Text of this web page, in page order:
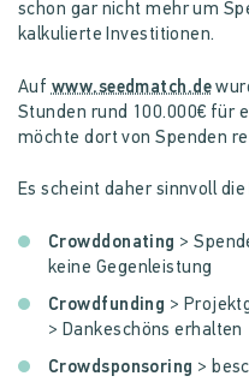
schon gar nicht mehr um
kalkulierte Investitionen.
Auf www.seedmatch.de
Stunden rund 100.000€ für
möchte dort von Spenden
Es scheint daher sinnvoll
Crowddonating >
keine Gegenleistung
Crowdfunding >
> Dankeschöns erhalten
Crowdsponsoring >